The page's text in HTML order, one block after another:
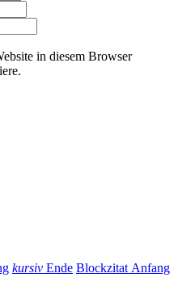
in diesem Browser
kursiv Ende Blockzitat Anfang